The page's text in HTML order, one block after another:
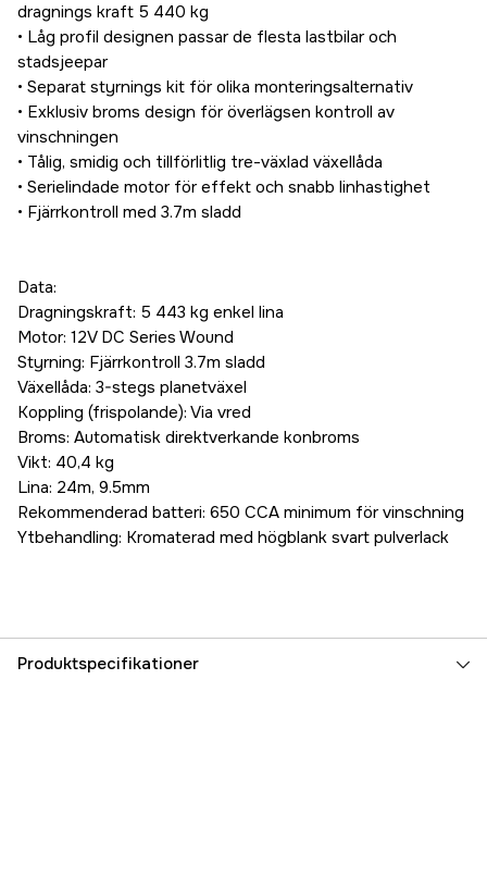
dragnings kraft 5 440 kg
• Låg profil designen passar de flesta lastbilar och
stadsjeepar
• Separat styrnings kit för olika monteringsalternativ
• Exklusiv broms design för överlägsen kontroll av
vinschningen
• Tålig, smidig och tillförlitlig tre-växlad växellåda
• Serielindade motor för effekt och snabb linhastighet
• Fjärrkontroll med 3.7m sladd
Data:
Dragningskraft: 5 443 kg enkel lina
Motor: 12V DC Series Wound
Styrning: Fjärrkontroll 3.7m sladd
Växellåda: 3-stegs planetväxel
Koppling (frispolande): Via vred
Broms: Automatisk direktverkande konbroms
Vikt: 40,4 kg
Lina: 24m, 9.5mm
Rekommenderad batteri: 650 CCA minimum för vinschning
Ytbehandling: Kromaterad med högblank svart pulverlack
Produktspecifikationer